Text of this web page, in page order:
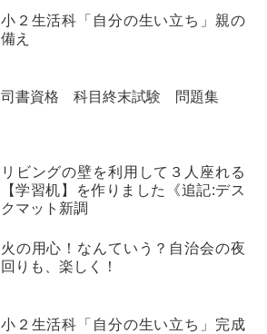
小２生活科「自分の生い立ち」親の
備え
司書資格 科目終末試験 問題集
リビングの壁を利用して３人座れる
【学習机】を作りました《追記:デス
クマット新調
火の用心！なんていう？自治会の夜
回りも、楽しく！
小２生活科「自分の生い立ち」完成